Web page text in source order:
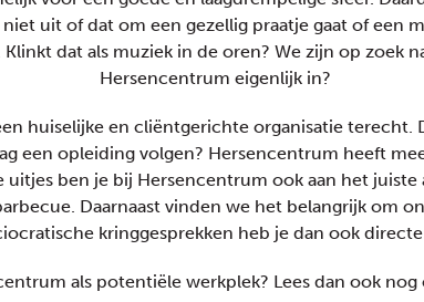
uit of dat om een gezellig praatje gaat of een
dat als muziek in de oren? We zijn op zoek
Hersencentrum eigenlijk in?
huiselijke en cliëntgerichte organisatie
een opleiding volgen? Hersencentrum heeft
ben je bij Hersencentrum ook aan het
Daarnaast vinden we het belangrijk om
kringgesprekken heb je dan ook
als potentiële werkplek? Lees dan ook nog